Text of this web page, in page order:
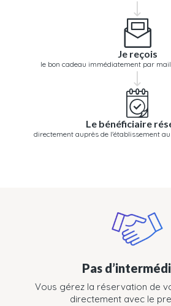
Je reçois
le bon cadeau immédiatement par
Le bénéficiaire
directement auprès de l'établissement
Pas
Vous gérez la réservation de
directement avec le